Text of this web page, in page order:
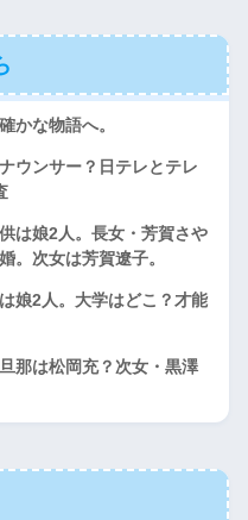
かな物語へ。
ウンサー？日テレとテレ
は娘2人。長女・芳賀さや
。次女は芳賀遼子。
娘2人。大学はどこ？才能
那は松岡充？次女・黒澤